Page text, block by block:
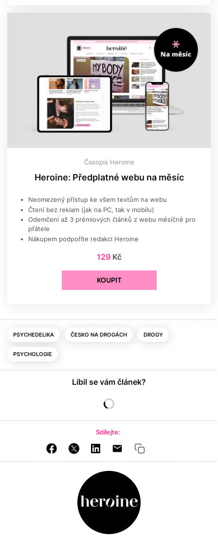
Časopis Heroine
Heroine: Předplatné webu na měsíc
Neomezený přístup ke všem textům na webu
Čtení bez reklam (jak na PC, tak v mobilu)
Odemčení až 3 prémiových článků z webu měsíčně pro
přátele
Nákupem podpoříte redakci Heroine
129 Kč
KOUPIT
PSYCHEDELIKA ČESKO NA DROGÁCH DROGY
PSYCHOLOGIE
Líbil se vám článek?
Sdílejte: